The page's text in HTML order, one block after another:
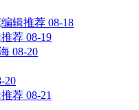
08-18
08-19
08-20
20
08-21